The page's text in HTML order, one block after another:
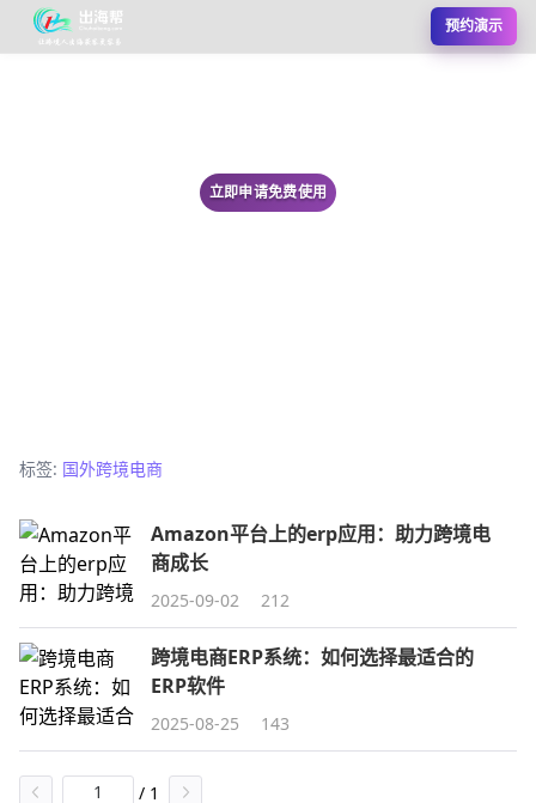
预约演示
立即申请免费使用
标签: 国外跨境电商
Amazon平台上的erp应用：助力跨境电
商成长
2025-09-02 212
跨境电商ERP系统：如何选择最适合的
ERP软件
2025-08-25 143
/ 1